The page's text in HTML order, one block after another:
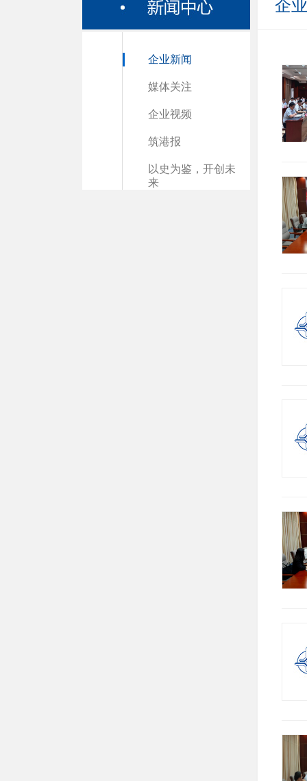
企业新闻
媒体关注
企业视频
筑港报
以史为鉴，开创未
来
企